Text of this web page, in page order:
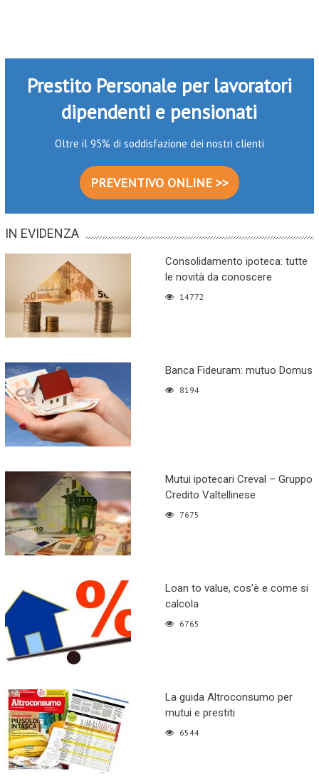
Prestito Personale per lavoratori
dipendenti e pensionati
Oltre il 95% di soddisfazione dei nostri clienti
PREVENTIVO ONLINE >>
IN EVIDENZA
Consolidamento ipoteca: tutte
le novità da conoscere
14772
Banca Fideuram: mutuo Domus
8194
Mutui ipotecari Creval – Gruppo
Credito Valtellinese
7675
Loan to value, cos’è e come si
calcola
6765
La guida Altroconsumo per
mutui e prestiti
6544